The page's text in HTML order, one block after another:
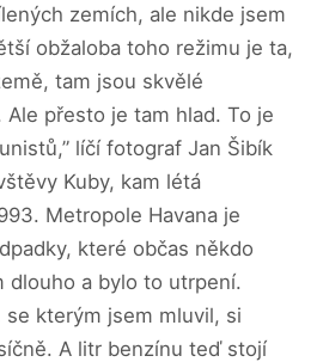
zemích, ale nikde jsem
obžaloba toho režimu je ta,
tam jsou skvělé
přesto je tam hlad. To je
líčí fotograf Jan Šibík
Kuby, kam létá
Metropole Havana je
které občas někdo
dlouho a bylo to utrpení.
kterým jsem mluvil, si
A litr benzínu teď stojí